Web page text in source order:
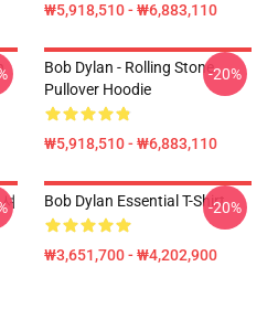
₩5,918,510 - ₩6,883,110
Bob Dylan - Rolling Stone
Pullover Hoodie
₩5,918,510 - ₩6,883,110
-20%
Bob Dylan Essential T-Shirt
₩3,651,700 - ₩4,202,900
-20%